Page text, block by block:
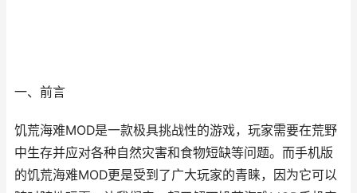
一、前言
饥荒海难MOD是一款极具挑战性的游戏，玩家需要在荒野
中生存并应对各种自然灾害和食物短缺等问题。而手机版
的饥荒海难MOD更是受到了广大玩家的青睐，因为它可以